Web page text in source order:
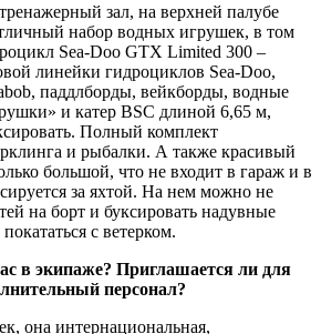
зал, на верхней палубе
набор водных игрушек, в том
Sea-Doo GTX Limited 300 –
линейки гидроциклов Sea-Doo,
паддлборды, вейкборды, водные
и катер BSC длиной 6,65 м,
Полный комплект
и рыбалки. А также красивый
большой, что не входит в гараж и в
за яхтой. На нем можно не
на борт и буксировать надувные
с ветерком.
в экипаже? Приглашается ли для
персонал?
она интернациональная,